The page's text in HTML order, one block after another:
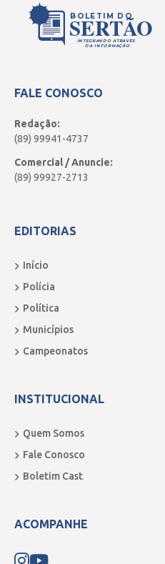
BOLETIM DO
SERTÃO
INTEGRANDO ATRAVÉS
DA INFORMAÇÃO
FALE CONOSCO
Redação:
(89) 99941-4737
Comercial / Anuncie:
(89) 99927-2713
EDITORIAS
Início
Polícia
Política
Municípios
Campeonatos
INSTITUCIONAL
Quem Somos
Fale Conosco
Boletim Cast
ACOMPANHE